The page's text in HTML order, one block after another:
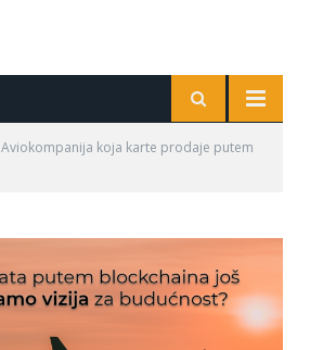
Aviokompanija koja karte prodaje putem